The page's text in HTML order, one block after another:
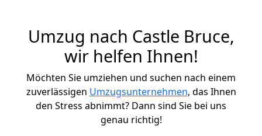
Umzug nach Castle Bruce,
wir helfen Ihnen!
Möchten Sie umziehen und suchen nach einem
zuverlässigen Umzugsunternehmen, das Ihnen
den Stress abnimmt? Dann sind Sie bei uns
genau richtig!